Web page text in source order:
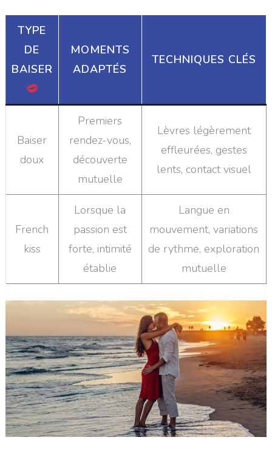
TYPE
DE
BAISER
MOMENTS
ADAPTÉS
TECHNIQUES CLÉS
Baiser
doux
Premiers
rendez-vous,
découverte
mutuelle
Lèvres légèrement
effleurées, gestes
lents, contact visuel
French
kiss
Lorsque la
passion est
forte, intimité
établie
Langue en
mouvement, variations
de rythme, exploration
mutuelle